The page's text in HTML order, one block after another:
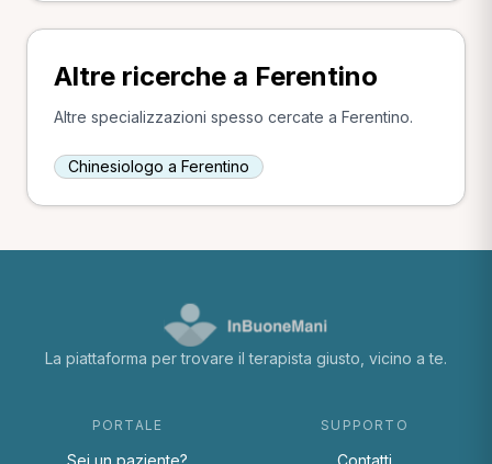
Altre ricerche a Ferentino
Altre specializzazioni spesso cercate a Ferentino.
Chinesiologo a Ferentino
La piattaforma per trovare il terapista giusto, vicino a te.
PORTALE
Sei un paziente?
SUPPORTO
Contatti